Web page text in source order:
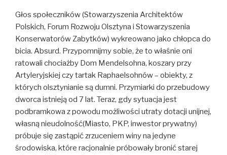
Głos społeczników (Stowarzyszenia Architektów
Polskich, Forum Rozwoju Olsztyna i Stowarzyszenia
Konserwatorów Zabytków) wykreowano jako chłopca do
bicia. Absurd. Przypomnijmy sobie, że to właśnie oni
ratowali chociażby Dom Mendelsohna, koszary przy
Artyleryjskiej czy tartak Raphaelsohnów – obiekty, z
których olsztynianie są dumni. Przymiarki do przebudowy
dworca istnieją od 7 lat. Teraz, gdy sytuacja jest
podbramkowa z powodu możliwości utraty dotacji unijnej,
własną nieudolność(Miasto, PKP, inwestor prywatny)
próbuje się zastąpić zrzuceniem winy na jedyne
środowiska, które racjonalnie próbowały bronić starej